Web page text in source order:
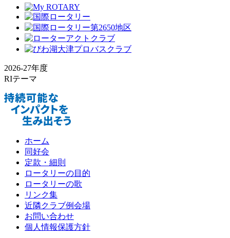
2026-27年度
RIテーマ
ホーム
同好会
定款・細則
ロータリーの目的
ロータリーの歌
リンク集
近隣クラブ例会場
お問い合わせ
個人情報保護方針